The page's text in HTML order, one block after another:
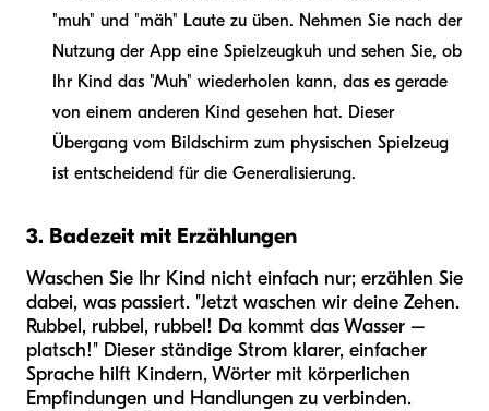
"muh" und "mäh" Laute zu üben. Nehmen Sie nach der
Nutzung der App eine Spielzeugkuh und sehen Sie, ob
Ihr Kind das "Muh" wiederholen kann, das es gerade
von einem anderen Kind gesehen hat. Dieser
Übergang vom Bildschirm zum physischen Spielzeug
ist entscheidend für die Generalisierung.
3. Badezeit mit Erzählungen
Waschen Sie Ihr Kind nicht einfach nur; erzählen Sie
dabei, was passiert. "Jetzt waschen wir deine Zehen.
Rubbel, rubbel, rubbel! Da kommt das Wasser –
platsch!" Dieser ständige Strom klarer, einfacher
Sprache hilft Kindern, Wörter mit körperlichen
Empfindungen und Handlungen zu verbinden.